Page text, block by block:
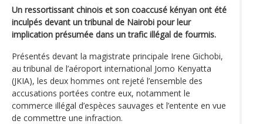
Un ressortissant chinois et son coaccusé kényan ont été
inculpés devant un tribunal de Nairobi pour leur
implication présumée dans un trafic illégal de fourmis.
Présentés devant la magistrate principale Irene Gichobi,
au tribunal de l’aéroport international Jomo Kenyatta
(JKIA), les deux hommes ont rejeté l’ensemble des
accusations portées contre eux, notamment le
commerce illégal d’espèces sauvages et l’entente en vue
de commettre une infraction.